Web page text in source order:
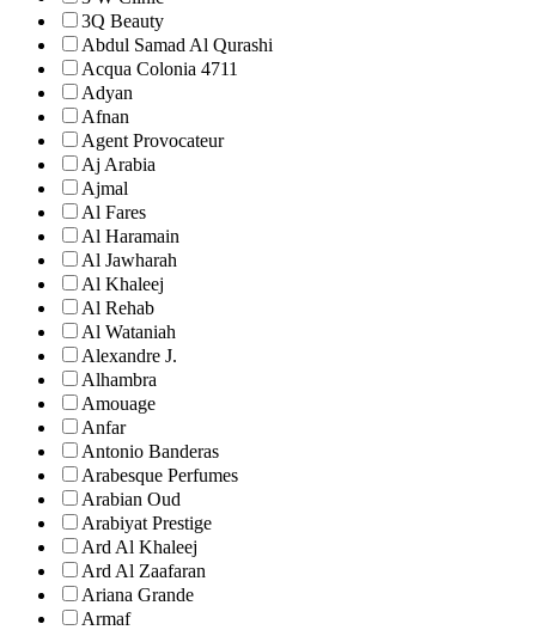
3Q Beauty
Abdul Samad Al Qurashi
Acqua Colonia 4711
Adyan
Afnan
Agent Provocateur
Aj Arabia
Ajmal
Al Fares
Al Haramain
Al Jawharah
Al Khaleej
Al Rehab
Al Wataniah
Alexandre J.
Alhambra
Amouage
Anfar
Antonio Banderas
Arabesque Perfumes
Arabian Oud
Arabiyat Prestige
Ard Al Khaleej
Ard Al Zaafaran
Ariana Grande
Armaf